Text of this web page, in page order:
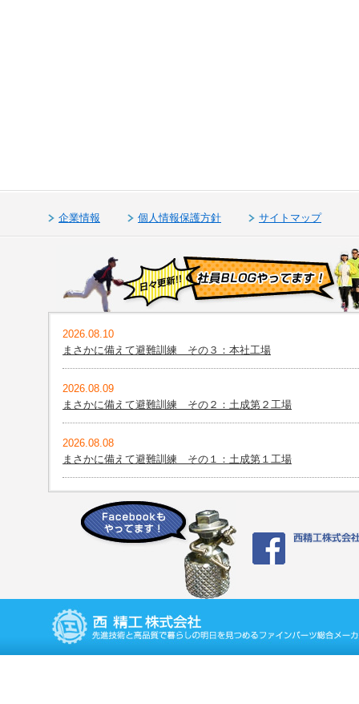
企業情報 個人情報保護方針 サイトマップ
2026.08.10
まさかに備えて避難訓練 その３：本社工場
2026.08.09
まさかに備えて避難訓練 その２：土成第２工場
2026.08.08
まさかに備えて避難訓練 その１：土成第１工場